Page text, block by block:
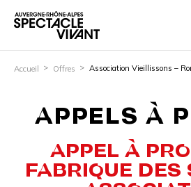
Accueil Offres Association Vieillissons –
APPELS À
APPEL À
FABRIQUE DES